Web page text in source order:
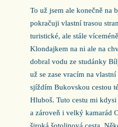
To už jsem ale konečně na
pokračuji vlastní trasou
turistické, ale stále
Klondajkem na ni ale na
dobral vodu ze studánky
už se zase vracím na
sjíždím Bukovskou cestou
Hluboš. Tuto cestu mi
a zároveň i velký kamarád